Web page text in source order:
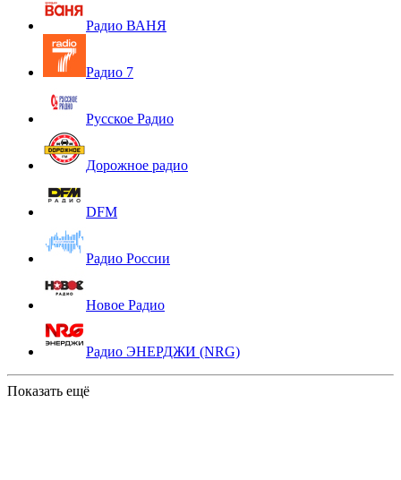
Радио ВАНЯ
Радио 7
Русское Радио
Дорожное радио
DFM
Радио России
Новое Радио
Радио ЭНЕРДЖИ (NRG)
Показать ещё